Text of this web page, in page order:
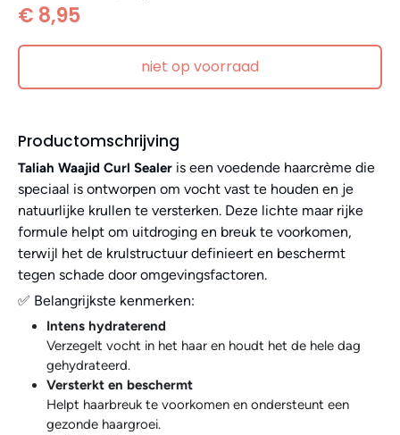
€ 8,95
niet op voorraad
Productomschrijving
Taliah Waajid Curl Sealer is een voedende haarcrème die
speciaal is ontworpen om vocht vast te houden en je
natuurlijke krullen te versterken. Deze lichte maar rijke
formule helpt om uitdroging en breuk te voorkomen,
terwijl het de krulstructuur definieert en beschermt
tegen schade door omgevingsfactoren.
✅ Belangrijkste kenmerken:
Intens hydraterend
Verzegelt vocht in het haar en houdt het de hele dag
gehydrateerd.
Versterkt en beschermt
Helpt haarbreuk te voorkomen en ondersteunt een
gezonde haargroei.